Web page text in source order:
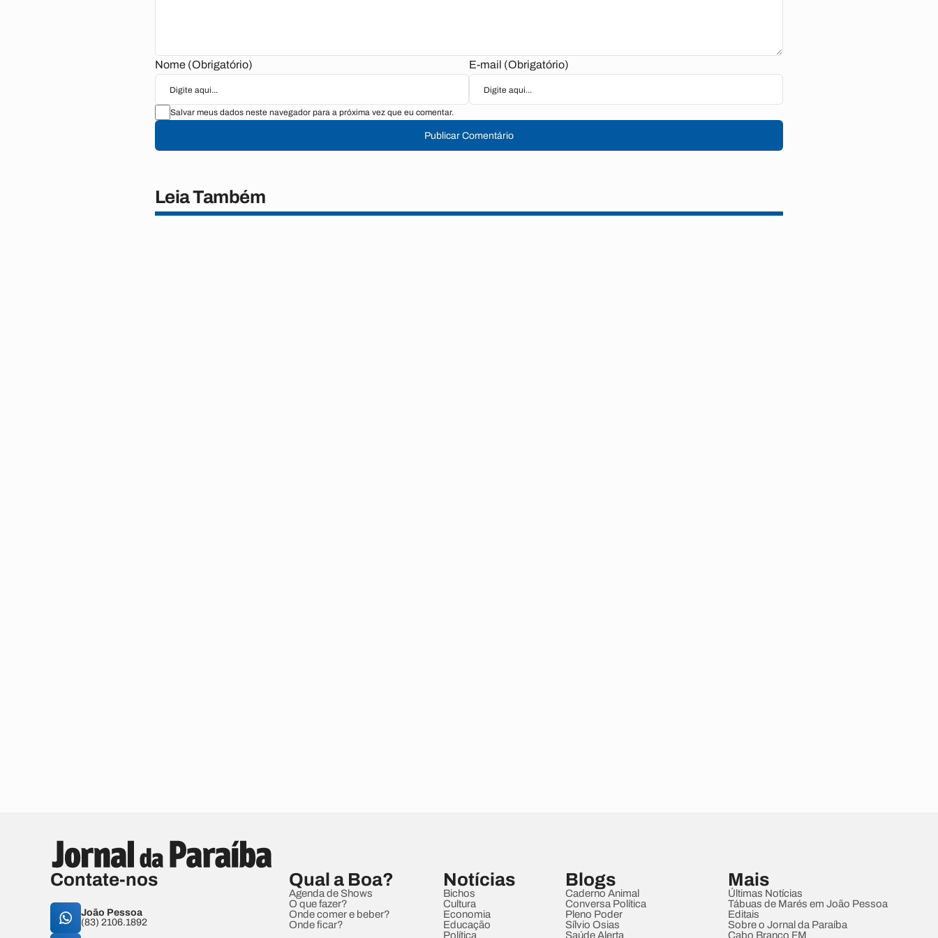
Nome (Obrigatório) E-mail (Obrigatório)
Salvar meus dados neste navegador para a próxima vez que eu comentar.
Publicar Comentário
Leia Também
Contate-nos
João Pessoa
(83) 2106.1892
Qual a Boa?
Agenda de Shows
O que fazer?
Onde comer e beber?
Onde ficar?
Notícias
Bichos
Cultura
Economia
Educação
Política
Blogs
Caderno Animal
Conversa Política
Pleno Poder
Sílvio Osias
Saúde Alerta
Mais
Últimas Notícias
Tábuas de Marés em João Pessoa
Editais
Sobre o Jornal da Paraíba
Cabo Branco FM